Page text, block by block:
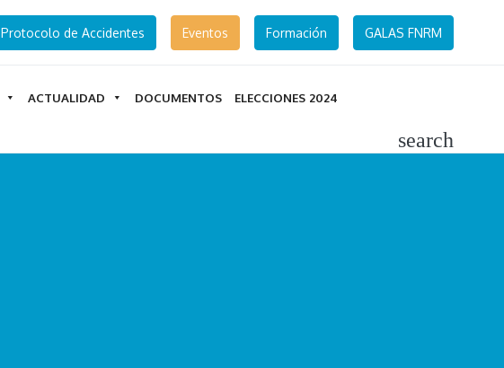
Protocolo de Accidentes Eventos Formación GALAS FNRM
ACTUALIDAD DOCUMENTOS ELECCIONES 2024
search